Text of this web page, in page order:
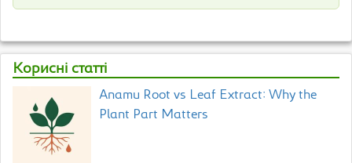
Корисні статті
Anamu Root vs Leaf Extract: Why the
Plant Part Matters